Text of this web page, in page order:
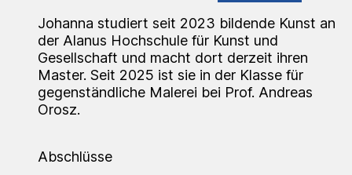
Johanna studiert seit 2023 bildende Kunst an
der Alanus Hochschule für Kunst und
Gesellschaft und macht dort derzeit ihren
Master. Seit 2025 ist sie in der Klasse für
gegenständliche Malerei bei Prof. Andreas
Orosz.
Abschlüsse